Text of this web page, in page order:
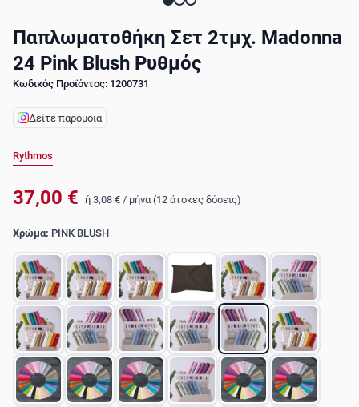
Παπλωματοθήκη Σετ 2τμχ. Madonna
24 Pink Blush Ρυθμός
Κωδικός Προϊόντος: 1200731
Δείτε παρόμοια
Rythmos
37,00 € ή 3,08 € / μήνα (12 άτοκες δόσεις)
Χρώμα: PINK BLUSH